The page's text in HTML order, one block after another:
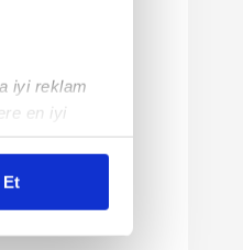
iyi reklam
en iyi
Et